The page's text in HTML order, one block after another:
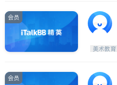
会员
美术教育
会员